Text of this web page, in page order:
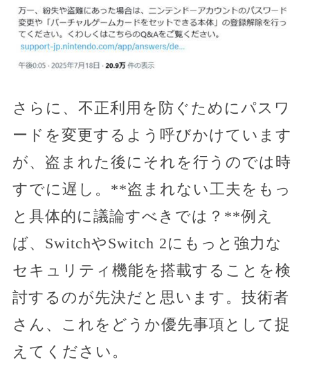
さらに、不正利用を防ぐためにパスワ
ードを変更するよう呼びかけています
が、盗まれた後にそれを行うのでは時
すでに遅し。**盗まれない工夫をもっ
と具体的に議論すべきでは？**例え
ば、SwitchやSwitch 2にもっと強力な
セキュリティ機能を搭載することを検
討するのが先決だと思います。技術者
さん、これをどうか優先事項として捉
えてください。